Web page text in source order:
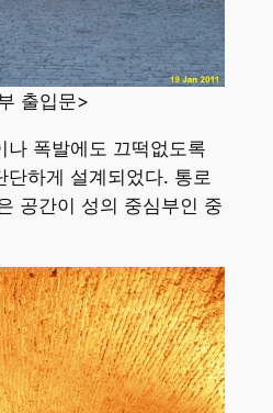
출입문>
나 폭발에도 끄떡없도록
단하게 설계되었다. 통로
공간이 성의 중심부인 중